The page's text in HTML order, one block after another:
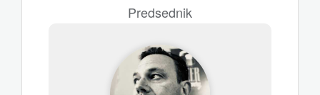
Predsednik